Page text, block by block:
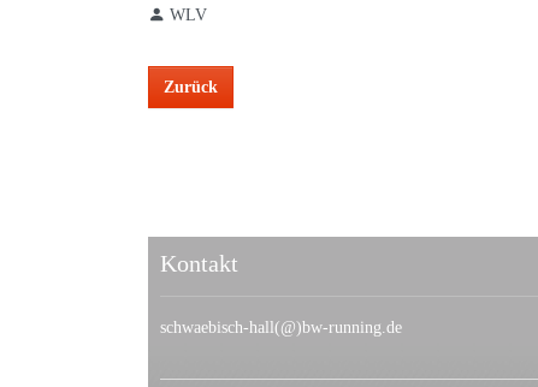
WLV
Zurück
Kontakt
schwaebisch-hall(@)bw-running.de